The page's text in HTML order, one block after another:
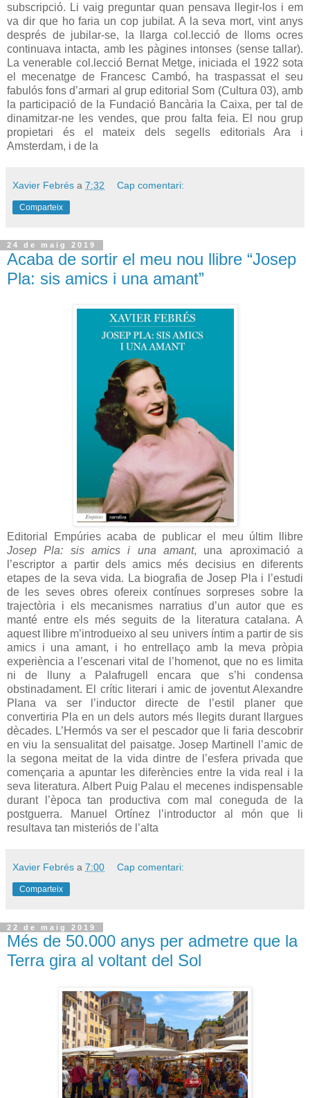
subscripció. Li vaig preguntar quan pensava llegir-los i em
va dir que ho faria un cop jubilat. A la seva mort, vint anys
després de jubilar-se, la llarga col.lecció de lloms ocres
continuava intacta, amb les pàgines intonses (sense tallar).
La venerable col.lecció Bernat Metge, iniciada el 1922 sota
el mecenatge de Francesc Cambó, ha traspassat el seu
fabulós fons d’armari al grup editorial Som (Cultura 03), amb
la participació de la Fundació Bancària la Caixa, per tal de
dinamitzar-ne les vendes, que prou falta feia. El nou grup
propietari és el mateix dels segells editorials Ara i
Amsterdam, i de la
Xavier Febrés a 7:32 Cap comentari:
Comparteix
24 de maig 2019
Acaba de sortir el meu nou llibre “Josep
Pla: sis amics i una amant”
Editorial Empúries acaba de publicar el meu últim llibre
Josep Pla: sis amics i una amant, una aproximació a
l’escriptor a partir dels amics més decisius en diferents
etapes de la seva vida. La biografia de Josep Pla i l’estudi
de les seves obres ofereix contínues sorpreses sobre la
trajectòria i els mecanismes narratius d’un autor que es
manté entre els més seguits de la literatura catalana. A
aquest llibre m’introdueixo al seu univers íntim a partir de sis
amics i una amant, i ho entrellaço amb la meva pròpia
experiència a l’escenari vital de l’homenot, que no es limita
ni de lluny a Palafrugell encara que s’hi condensa
obstinadament. El crític literari i amic de joventut Alexandre
Plana va ser l’inductor directe de l’estil planer que
convertiria Pla en un dels autors més llegits durant llargues
dècades. L’Hermós va ser el pescador que li faria descobrir
en viu la sensualitat del paisatge. Josep Martinell l’amic de
la segona meitat de la vida dintre de l’esfera privada que
començaria a apuntar les diferències entre la vida real i la
seva literatura. Albert Puig Palau el mecenes indispensable
durant l’època tan productiva com mal coneguda de la
postguerra. Manuel Ortínez l’introductor al món que li
resultava tan misteriós de l’alta
Xavier Febrés a 7:00 Cap comentari:
Comparteix
22 de maig 2019
Més de 50.000 anys per admetre que la
Terra gira al voltant del Sol